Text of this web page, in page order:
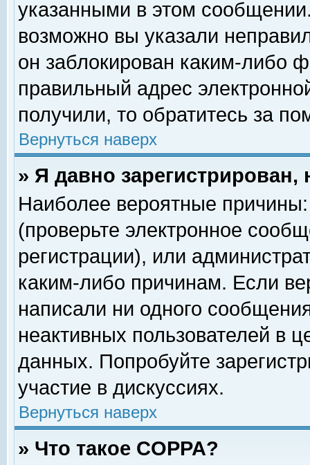
указанными в этом
возможно вы указали
он заблокирован каким-либо
правильный адрес
получили, то обратитесь за
Вернуться наверх
» Я давно
Наиболее вероятные
(проверьте электронное
регистрации), или
каким-либо причинам. Если
написали ни одного
неактивных пользователей в
данных. Попробуйте
участие в дискуссиях.
Вернуться наверх
» Что такое COPPA?